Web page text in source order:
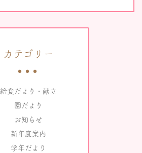
カテゴリー
給食だより・献立
園だより
お知らせ
新年度案内
学年だより